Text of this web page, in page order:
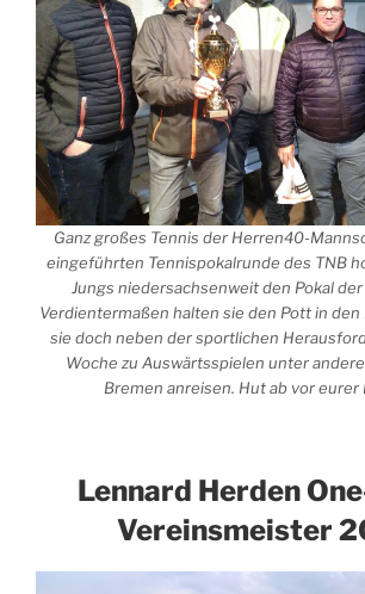
Ganz großes Tennis der Herren40-
eingeführten Tennispokalrunde des TNB
Jungs niedersachsenweit den Pokal
Verdientermaßen halten sie den Pott in
sie doch neben der sportlichen
Woche zu Auswärtsspielen unter
Bremen anreisen. Hut ab vor eurer
Lennard Herden
Vereinsmeister